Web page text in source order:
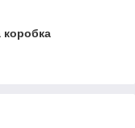
коробка